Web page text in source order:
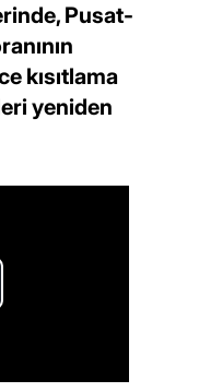
Pusat-
kısıtlama
yeniden